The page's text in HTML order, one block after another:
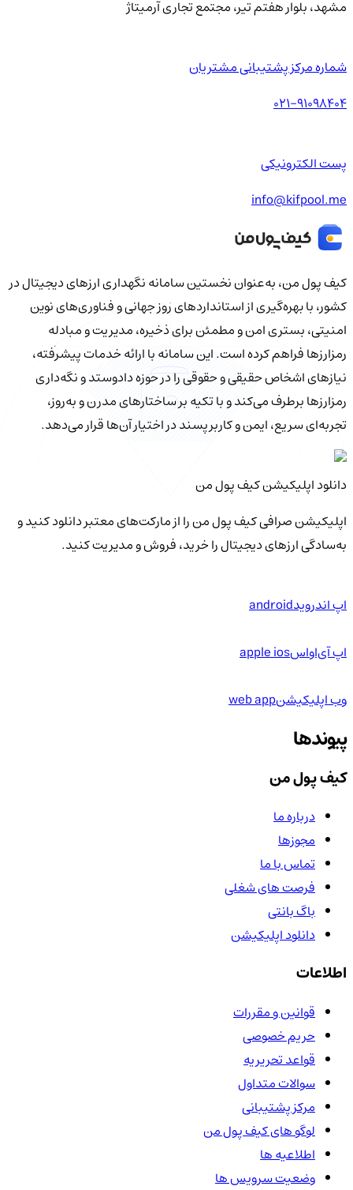
مشهد، بلوار هفتم تیر، مجتمع تجاری آرمیتاژ
شماره مرکز پشتیبانی مشتریان
021-91098404
پست الکترونیکی
info@kifpool.me
کیف‌ پول من، به‌عنوان نخستین سامانه نگهداری ارزهای دیجیتال در
کشور، با بهره‌گیری از استانداردهای روز جهانی و فناوری‌های نوین
امنیتی، بستری امن و مطمئن برای ذخیره، مدیریت و مبادله
رمزارزها فراهم کرده است. این سامانه با ارائه خدمات پیشرفته،
نیازهای اشخاص حقیقی و حقوقی را در حوزه دادوستد و نگه‌داری
رمزارزها برطرف می‌کند و با تکیه بر ساختارهای مدرن و به‌روز،
تجربه‌ای سریع، ایمن و کاربرپسند در اختیار آن‌ها قرار می‌دهد.
دانلود اپلیکیشن کیف‌ پول من
اپلیکیشن صرافی کیف پول من را از مارکت‌های معتبر دانلود کنید و
به‌سادگی ارزهای دیجیتال را خرید، فروش و مدیریت کنید.
اپ اندرویدandroid
اپ آی‌او‌اسapple ios
وب اپلیکیشنweb app
پیوندها
کیف پول من
درباره ما
مجوزها
تماس با ما
فرصت های شغلی
باگ بانتی
دانلود اپلیکیشن
اطلاعات
قوانین و مقررات
حریم خصوصی
قواعد تحریریه
سوالات متداول
مرکز پشتیبانی
لوگو های کیف پول من
اطلاعیه ها
وضعیت سرویس ها